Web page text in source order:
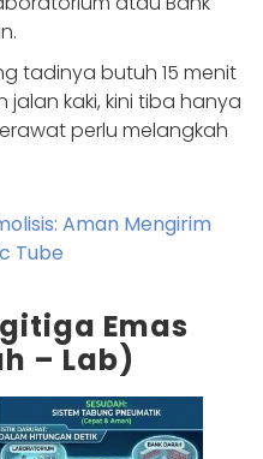
tadinya butuh 15 menit
kaki, kini tiba hanya
perlu melangkah
Aman Mengirim
Tube
Emas
– Lab)